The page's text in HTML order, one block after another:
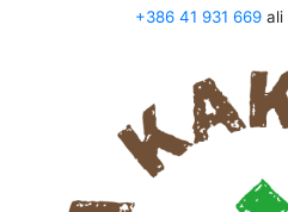
+386 41 931 669 ali